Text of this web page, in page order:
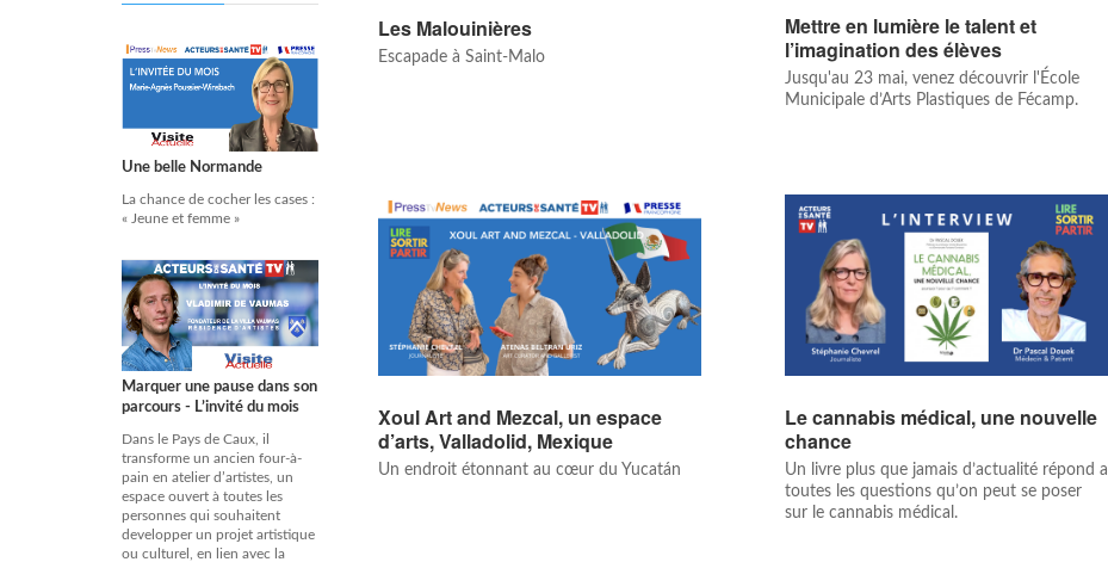
Une belle Normande
La chance de cocher les cases :
« Jeune et femme »
Marquer une pause dans son
parcours - L’invité du mois
Dans le Pays de Caux, il
transforme un ancien four-à-
pain en atelier d’artistes, un
espace ouvert à toutes les
personnes qui souhaitent
developper un projet artistique
ou culturel, en lien avec la
Les Malouinières
Escapade à Saint-Malo
Mettre en lumière le talent et
l’imagination des élèves
Jusqu'au 23 mai, venez découvrir l'École
Municipale d’Arts Plastiques de Fécamp.
Xoul Art and Mezcal, un espace
d’arts, Valladolid, Mexique
Un endroit étonnant au cœur du Yucatán
Le cannabis médical, une nouvelle
chance
Un livre plus que jamais d’actualité répond a
toutes les questions qu’on peut se poser
sur le cannabis médical.